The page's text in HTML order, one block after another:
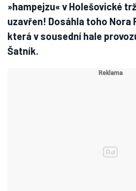
»hampejzu« v Holešovické
uzavřen! Dosáhla toho Nora
která v sousední hale
Šatník.